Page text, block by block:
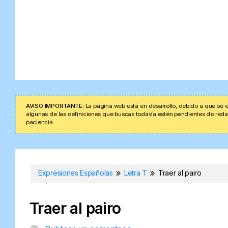
AVISO IMPORTANTE: La página web está en desarrollo, debido a que
algunas de las definiciones que buscas todavía estén pendientes de
paciencia.
Expresiones Españolas Letra T Traer al pairo
Traer al pairo